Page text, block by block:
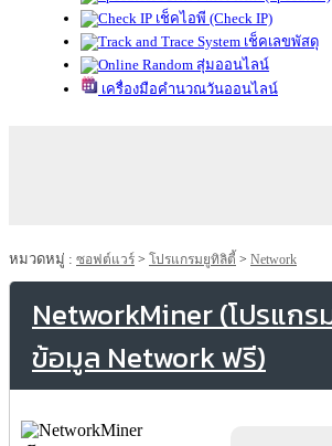
เช็คไอพี (Check IP)
เช็คเลขพัสดุ
สุ่มออนไลน์
เครื่องมือคำนวณวันออนไลน์
หมวดหมู่ : ซอฟต์แวร์ > โปรแกรมยูทิลิตี้ > Network
NetworkMiner (โปรแก
ข้อมูล Network ฟรี)